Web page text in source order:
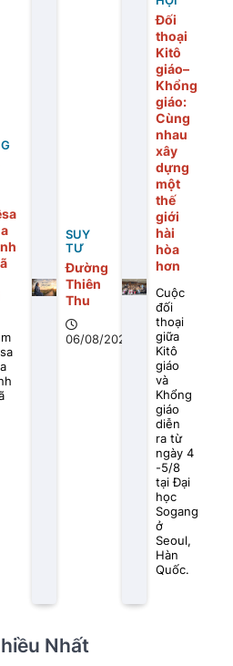
SUY
TƯ
Đường
Thiên
Thu
06/08/2026
Đối
thoại
Kitô
giáo–
Khổng
giáo:
Cùng
nhau
xây
dựng
một
thế
giới
hài
hòa
hơn
Cuộc
đối
thoại
giữa
Kitô
giáo
và
Khổng
giáo
diễn
ra từ
ngày 4
-5/8
tại Đại
học
Sogang
ở
Seoul,
Hàn
Quốc.
Nhất